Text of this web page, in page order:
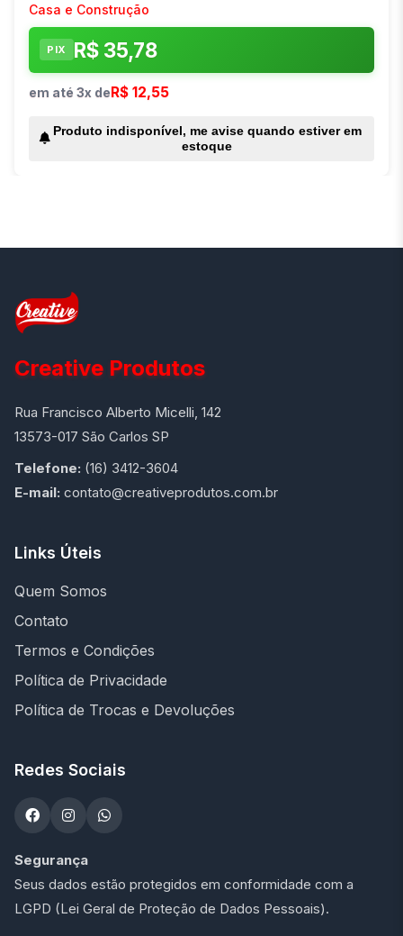
Casa e Construção
PIX R$ 35,78
em até 3x deR$ 12,55
Produto indisponível, me avise quando estiver em
estoque
Creative Produtos
Rua Francisco Alberto Micelli, 142
13573-017 São Carlos SP
Telefone: (16) 3412-3604
E-mail: contato@creativeprodutos.com.br
Links Úteis
Quem Somos
Contato
Termos e Condições
Política de Privacidade
Política de Trocas e Devoluções
Redes Sociais
Segurança
Seus dados estão protegidos em conformidade com a
LGPD (Lei Geral de Proteção de Dados Pessoais).